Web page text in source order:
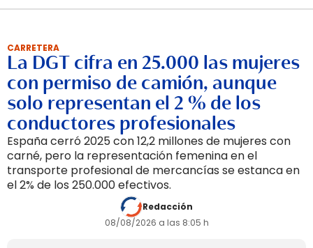
CARRETERA
La DGT cifra en 25.000 las mujeres
con permiso de camión, aunque
solo representan el 2 % de los
conductores profesionales
España cerró 2025 con 12,2 millones de mujeres con
carné, pero la representación femenina en el
transporte profesional de mercancías se estanca en
el 2% de los 250.000 efectivos.
Redacción
08/08/2026 a las 8:05 h